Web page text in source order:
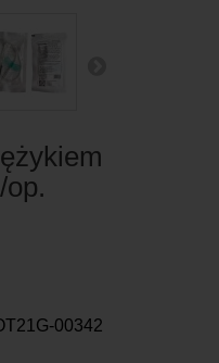
00342